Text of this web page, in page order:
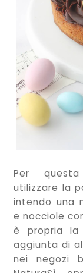
Per
utilizzare la
intendo una
e nocciole
è propria la
aggiunta di
nei negozi